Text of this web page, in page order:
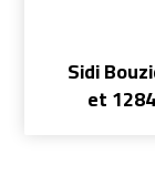
Sidi
et